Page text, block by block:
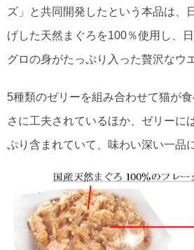
ズ」と共同開発したという本品は、
げした天然まぐろを100％使用し、
グロの身がたっぷり入った贅沢なウ
5種類のゼリーを組み合わせて猫が
さに工夫されているほか、ゼリーに
ぷり含まれていて、味わい深い一品